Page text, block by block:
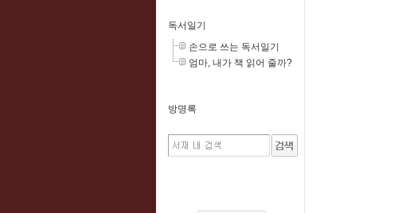
독서일기
손으로 쓰는 독서일기
엄마, 내가 책 읽어 줄까?
방명록